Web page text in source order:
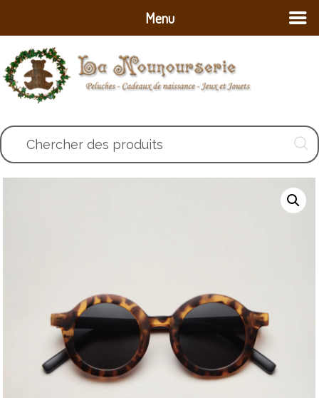
Chercher des produits
Menu